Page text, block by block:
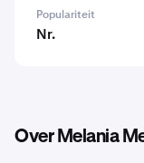
Populariteit
Nr.
Over Melania